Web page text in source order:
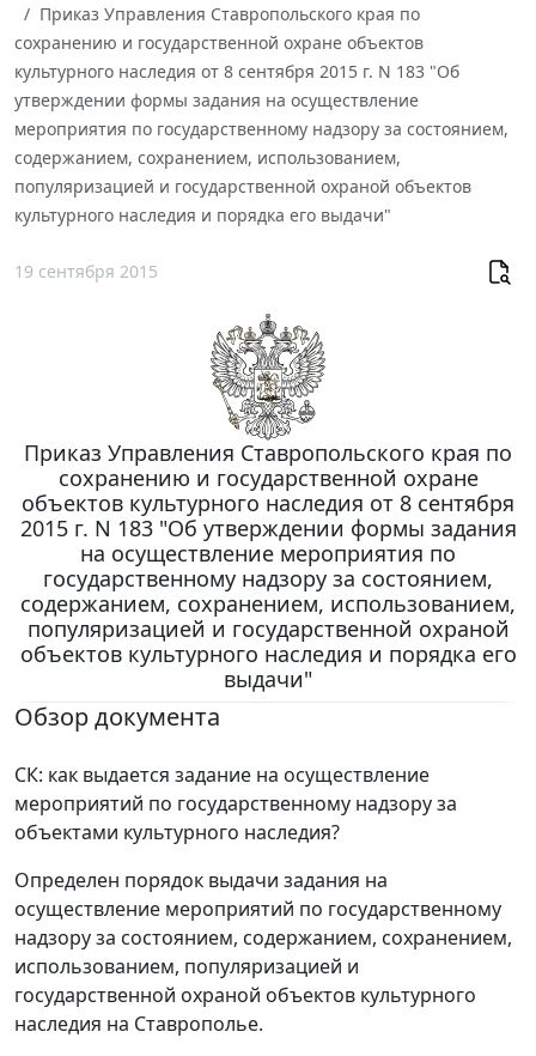
Приказ Управления Ставропольского края по
сохранению и государственной охране объектов
культурного наследия от 8 сентября 2015 г. N 183 "Об
утверждении формы задания на осуществление
мероприятия по государственному надзору за состоянием,
содержанием, сохранением, использованием,
популяризацией и государственной охраной объектов
культурного наследия и порядка его выдачи"
19 сентября 2015
Приказ Управления Ставропольского края по
сохранению и государственной охране
объектов культурного наследия от 8 сентября
2015 г. N 183 "Об утверждении формы задания
на осуществление мероприятия по
государственному надзору за состоянием,
содержанием, сохранением, использованием,
популяризацией и государственной охраной
объектов культурного наследия и порядка его
выдачи"
Обзор документа
СК: как выдается задание на осуществление
мероприятий по государственному надзору за
объектами культурного наследия?
Определен порядок выдачи задания на
осуществление мероприятий по государственному
надзору за состоянием, содержанием, сохранением,
использованием, популяризацией и
государственной охраной объектов культурного
наследия на Ставрополье.